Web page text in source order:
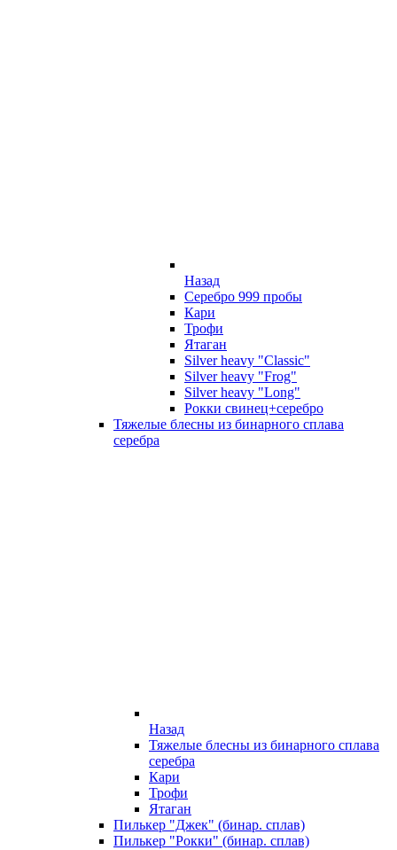
Назад
Серебро 999 пробы
Кари
Трофи
Ятаган
Silver heavy "Classic"
Silver heavy "Frog"
Silver heavy "Long"
Рокки свинец+серебро
Тяжелые блесны из бинарного сплава
серебра
Назад
Тяжелые блесны из бинарного сплава
серебра
Кари
Трофи
Ятаган
Пилькер "Джек" (бинар. сплав)
Пилькер "Рокки" (бинар. сплав)